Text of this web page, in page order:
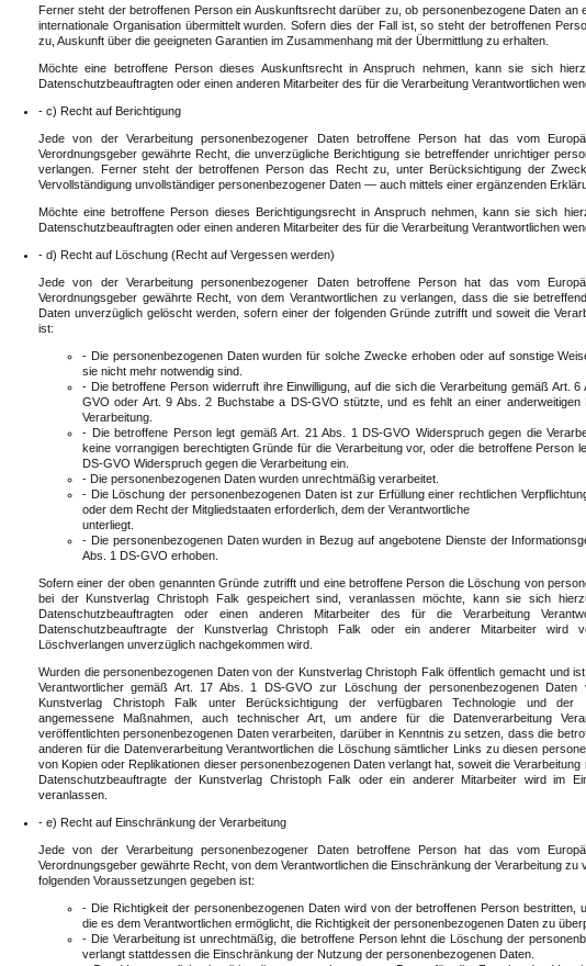
Ferner steht der betroffenen Person ein Auskunftsrecht darüber zu, ob personenbezogene Daten an
internationale Organisation übermittelt wurden. Sofern dies der Fall ist, so steht der betroffenen
zu, Auskunft über die geeigneten Garantien im Zusammenhang mit der Übermittlung zu erhalten.
Möchte eine betroffene Person dieses Auskunftsrecht in Anspruch nehmen, kann sie sich
Datenschutzbeauftragten oder einen anderen Mitarbeiter des für die Verarbeitung Verantwortlichen
- c) Recht auf Berichtigung
Jede von der Verarbeitung personenbezogener Daten betroffene Person hat das vom
Verordnungsgeber gewährte Recht, die unverzügliche Berichtigung sie betreffender unrichtiger
verlangen. Ferner steht der betroffenen Person das Recht zu, unter Berücksichtigung der
Vervollständigung unvollständiger personenbezogener Daten — auch mittels einer ergänzenden
Möchte eine betroffene Person dieses Berichtigungsrecht in Anspruch nehmen, kann sie sich
Datenschutzbeauftragten oder einen anderen Mitarbeiter des für die Verarbeitung Verantwortlichen
- d) Recht auf Löschung (Recht auf Vergessen werden)
Jede von der Verarbeitung personenbezogener Daten betroffene Person hat das vom
Verordnungsgeber gewährte Recht, von dem Verantwortlichen zu verlangen, dass die sie
Daten unverzüglich gelöscht werden, sofern einer der folgenden Gründe zutrifft und soweit die
ist:
- Die personenbezogenen Daten wurden für solche Zwecke erhoben oder auf sonstige
sie nicht mehr notwendig sind.
- Die betroffene Person widerruft ihre Einwilligung, auf die sich die Verarbeitung gemäß Art.
GVO oder Art. 9 Abs. 2 Buchstabe a DS-GVO stützte, und es fehlt an einer anderweitigen
Verarbeitung.
- Die betroffene Person legt gemäß Art. 21 Abs. 1 DS-GVO Widerspruch gegen die
keine vorrangigen berechtigten Gründe für die Verarbeitung vor, oder die betroffene Person
DS-GVO Widerspruch gegen die Verarbeitung ein.
- Die personenbezogenen Daten wurden unrechtmäßig verarbeitet.
- Die Löschung der personenbezogenen Daten ist zur Erfüllung einer rechtlichen
oder dem Recht der Mitgliedstaaten erforderlich, dem der Verantwortliche
unterliegt.
- Die personenbezogenen Daten wurden in Bezug auf angebotene Dienste der
Abs. 1 DS-GVO erhoben.
Sofern einer der oben genannten Gründe zutrifft und eine betroffene Person die Löschung von
bei der Kunstverlag Christoph Falk gespeichert sind, veranlassen möchte, kann sie sich
Datenschutzbeauftragten oder einen anderen Mitarbeiter des für die Verarbeitung
Datenschutzbeauftragte der Kunstverlag Christoph Falk oder ein anderer Mitarbeiter wird
Löschverlangen unverzüglich nachgekommen wird.
Wurden die personenbezogenen Daten von der Kunstverlag Christoph Falk öffentlich gemacht und
Verantwortlicher gemäß Art. 17 Abs. 1 DS-GVO zur Löschung der personenbezogenen Daten
Kunstverlag Christoph Falk unter Berücksichtigung der verfügbaren Technologie und der
angemessene Maßnahmen, auch technischer Art, um andere für die Datenverarbeitung
veröffentlichten personenbezogenen Daten verarbeiten, darüber in Kenntnis zu setzen, dass die
anderen für die Datenverarbeitung Verantwortlichen die Löschung sämtlicher Links zu diesen
von Kopien oder Replikationen dieser personenbezogenen Daten verlangt hat, soweit die
Datenschutzbeauftragte der Kunstverlag Christoph Falk oder ein anderer Mitarbeiter wird im
veranlassen.
- e) Recht auf Einschränkung der Verarbeitung
Jede von der Verarbeitung personenbezogener Daten betroffene Person hat das vom
Verordnungsgeber gewährte Recht, von dem Verantwortlichen die Einschränkung der Verarbeitung zu
folgenden Voraussetzungen gegeben ist:
- Die Richtigkeit der personenbezogenen Daten wird von der betroffenen Person bestritten,
die es dem Verantwortlichen ermöglicht, die Richtigkeit der personenbezogenen Daten zu
- Die Verarbeitung ist unrechtmäßig, die betroffene Person lehnt die Löschung der
verlangt stattdessen die Einschränkung der Nutzung der personenbezogenen Daten.